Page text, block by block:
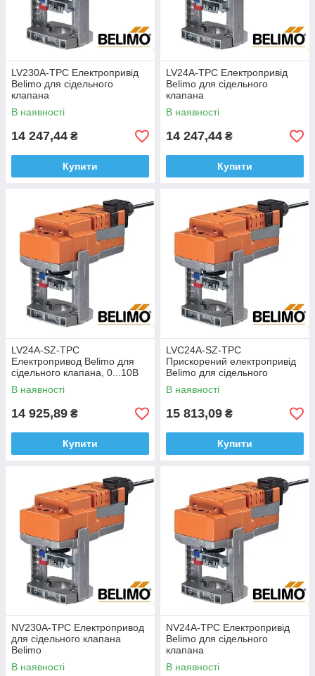
LV230A-TPC Електропривід
Belimo для сідельного
клапана
В наявності
14 247,44 ₴
Купити
LV24A-TPC Електропривід
Belimo для сідельного
клапана
В наявності
14 247,44 ₴
Купити
LV24A-SZ-TPC
Електропривод Belimo для
сідельного клапана, 0...10В
В наявності
14 925,89 ₴
Купити
LVC24A-SZ-TPC
Прискорений електропривід
Belimo для сідельного
клапана
В наявності
15 813,09 ₴
Купити
NV230A-TPC Електропривод
для сідельного клапана
Belimo
В наявності
NV24A-TPC Електропривід
Belimo для сідельного
клапана
В наявності